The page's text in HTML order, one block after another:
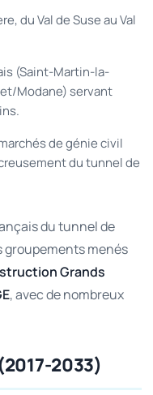
du Val de Suse au Val
(Saint-Martin-la-
Modane) servant
de génie civil
du tunnel de
du tunnel de
groupements menés
Grands
, avec de nombreux
2033)